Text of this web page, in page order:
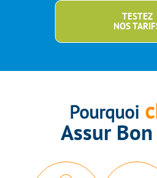
TESTEZ
NOS
Pourquoi
Assur